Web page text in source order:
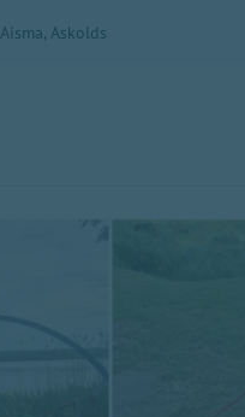
Aisma, Askolds